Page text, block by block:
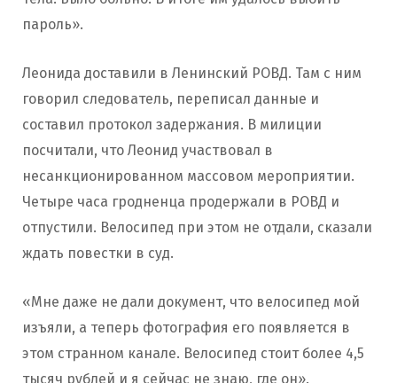
пароль».
Леонида доставили в Ленинский РОВД. Там с ним
говорил следователь, переписал данные и
составил протокол задержания. В милиции
посчитали, что Леонид участвовал в
несанкционированном массовом мероприятии.
Четыре часа гродненца продержали в РОВД и
отпустили. Велосипед при этом не отдали, сказали
ждать повестки в суд.
«Мне даже не дали документ, что велосипед мой
изъяли, а теперь фотография его появляется в
этом странном канале. Велосипед стоит более 4,5
тысяч рублей и я сейчас не знаю, где он».